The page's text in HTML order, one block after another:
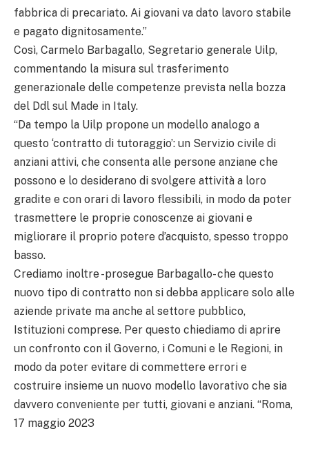
fabbrica di precariato. Ai giovani va dato lavoro stabile
e pagato dignitosamente.”
Così, Carmelo Barbagallo, Segretario generale Uilp,
commentando la misura sul trasferimento
generazionale delle competenze prevista nella bozza
del Ddl sul Made in Italy.
“Da tempo la Uilp propone un modello analogo a
questo ‘contratto di tutoraggio’: un Servizio civile di
anziani attivi, che consenta alle persone anziane che
possono e lo desiderano di svolgere attività a loro
gradite e con orari di lavoro flessibili, in modo da poter
trasmettere le proprie conoscenze ai giovani e
migliorare il proprio potere d’acquisto, spesso troppo
basso.
Crediamo inoltre -prosegue Barbagallo- che questo
nuovo tipo di contratto non si debba applicare solo alle
aziende private ma anche al settore pubblico,
Istituzioni comprese. Per questo chiediamo di aprire
un confronto con il Governo, i Comuni e le Regioni, in
modo da poter evitare di commettere errori e
costruire insieme un nuovo modello lavorativo che sia
davvero conveniente per tutti, giovani e anziani. “Roma,
17 maggio 2023